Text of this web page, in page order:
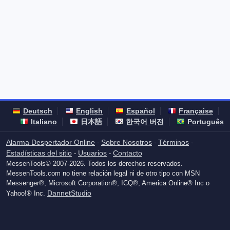
Deutsch English Español
Française
Italiano
日本語 한국어 버전 Português
Alarma Despertador Online - Sobre Nosotros - Términos -
Estadísticas del sitio - Usuarios - Contacto
MessenTools© 2007-2026. Todos los derechos reservados.
MessenTools.com no tiene relación legal ni de otro tipo con MSN
Messenger®, Microsoft Corporation®, ICQ®, America Online® Inc o
Yahoo!® Inc. DannetStudio